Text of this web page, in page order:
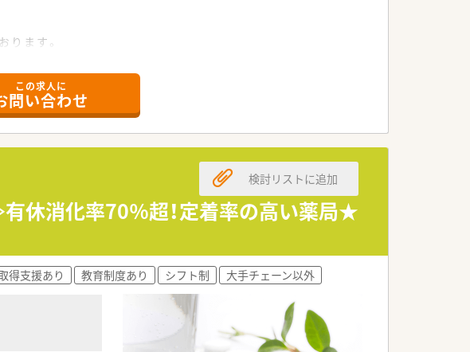
ます。
ます。
この求人に
問い合わせ
休消化率70％超！定着率の高い薬局★
検討リストに追加
得支援あり 教育制度あり シフト制 大手チェーン以外